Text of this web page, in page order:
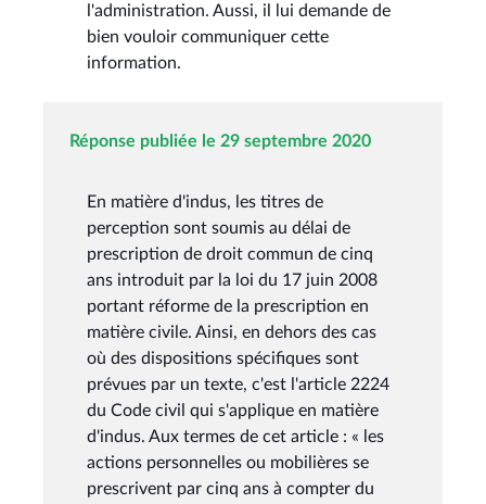
l'administration. Aussi, il lui demande de
bien vouloir communiquer cette
information.
Réponse publiée le 29 septembre 2020
En matière d'indus, les titres de
perception sont soumis au délai de
prescription de droit commun de cinq
ans introduit par la loi du 17 juin 2008
portant réforme de la prescription en
matière civile. Ainsi, en dehors des cas
où des dispositions spécifiques sont
prévues par un texte, c'est l'article 2224
du Code civil qui s'applique en matière
d'indus. Aux termes de cet article : « les
actions personnelles ou mobilières se
prescrivent par cinq ans à compter du